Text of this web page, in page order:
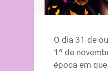
O dia 31 de
1º de
época em